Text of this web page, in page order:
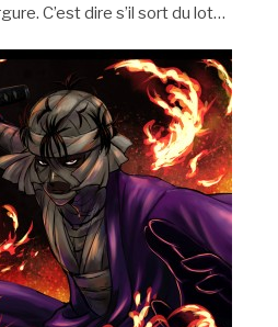
C’est dire s’il sort du lot…